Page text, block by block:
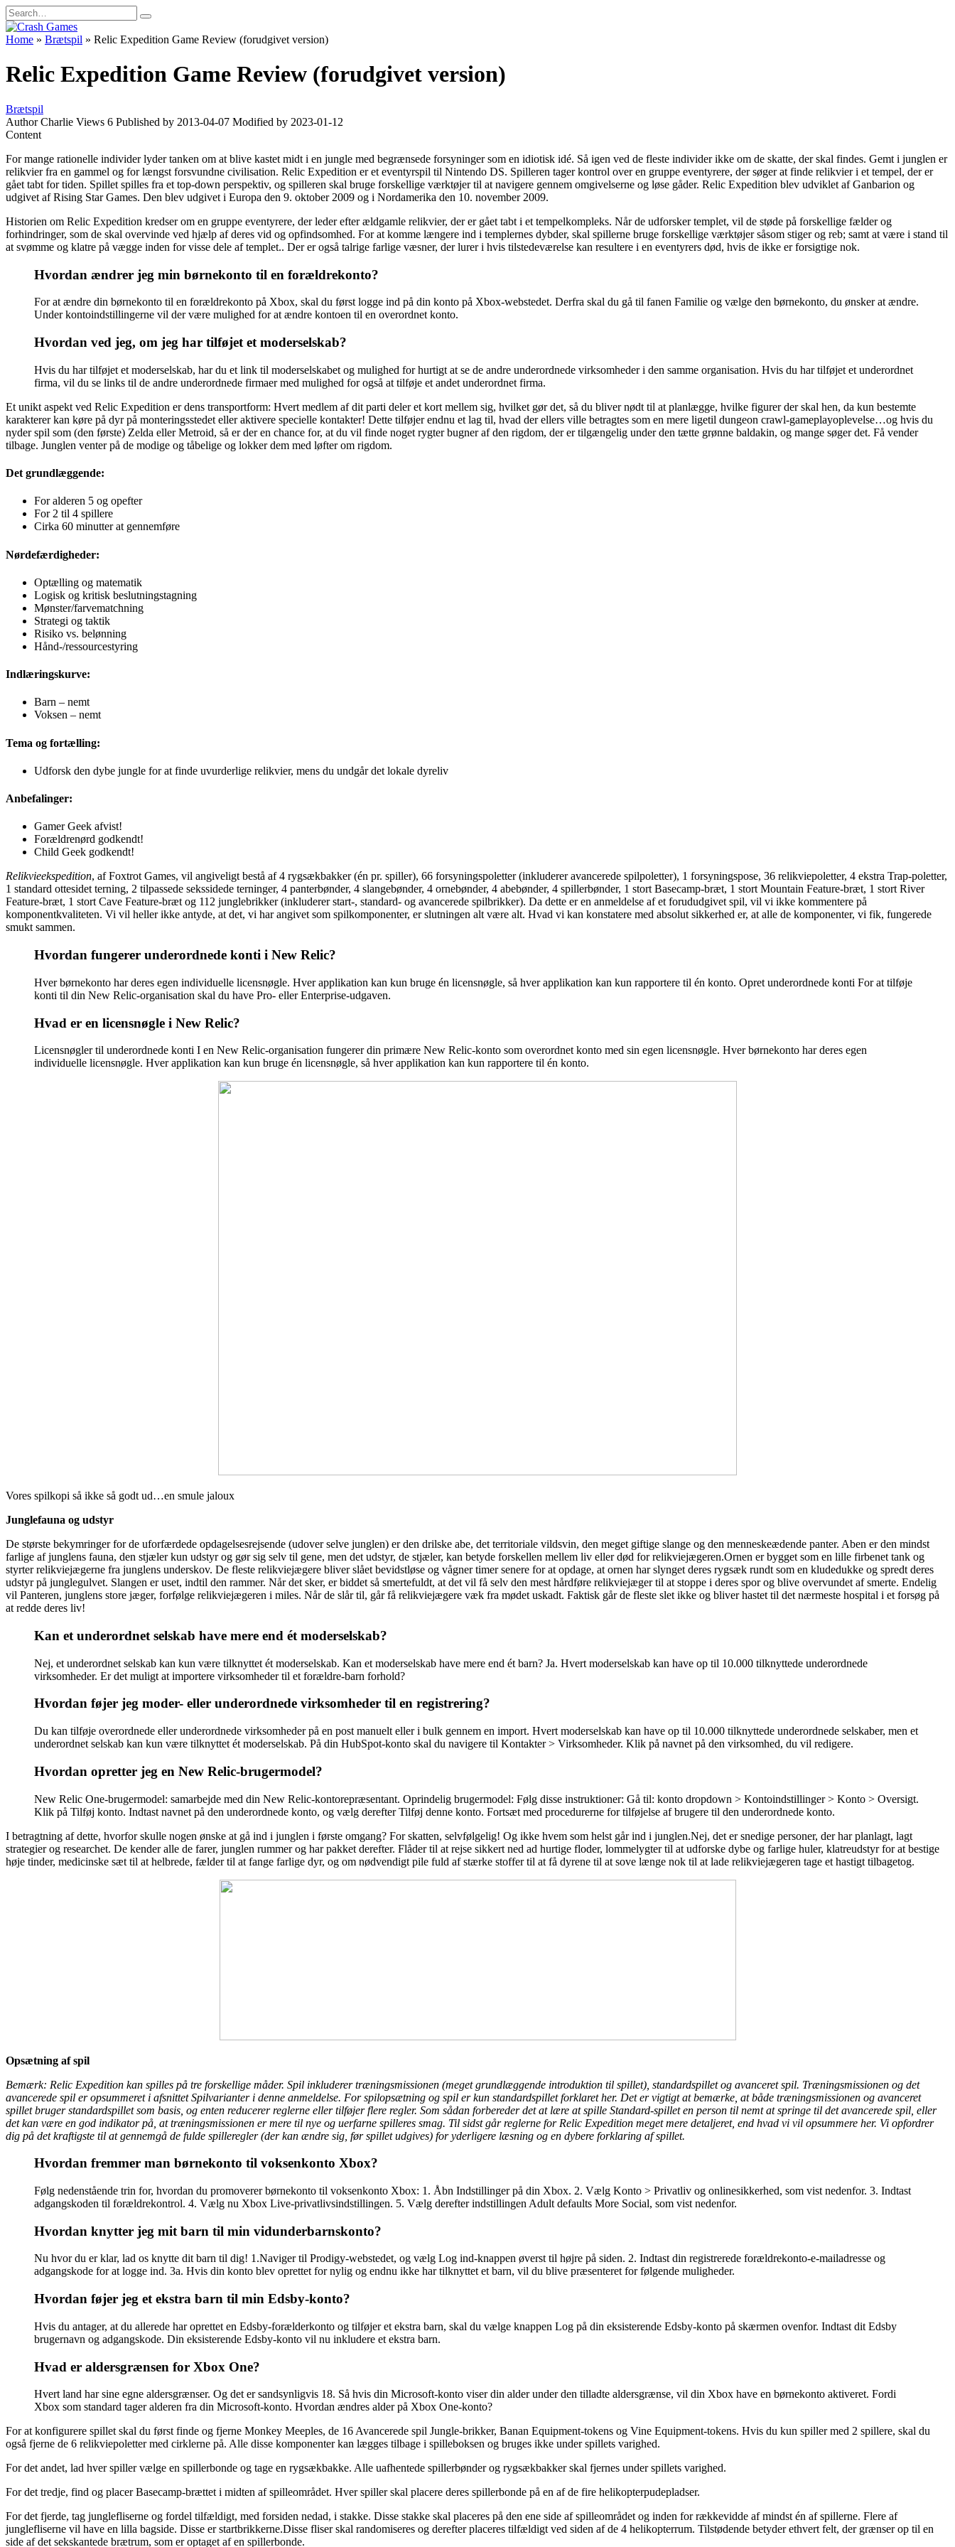
Skip
to
content
Search
for:
Home » Brætspil » Relic Expedition Game Review (forudgivet version)
Relic Expedition Game Review (forudgivet version)
Brætspil
Author Charlie Views 6 Published by 2013-04-07 Modified by 2023-01-12
Content
For mange rationelle individer lyder tanken om at blive kastet midt i en jungle med begrænsede forsyninger som en idiotisk idé. Så igen ved de fleste individer ikke om de skatte, der skal findes. Gemt i junglen er
relikvier fra en gammel og for længst forsvundne civilisation. Relic Expedition er et eventyrspil til Nintendo DS. Spilleren tager kontrol over en gruppe eventyrere, der søger at finde relikvier i et tempel, der er
gået tabt for tiden. Spillet spilles fra et top-down perspektiv, og spilleren skal bruge forskellige værktøjer til at navigere gennem omgivelserne og løse gåder. Relic Expedition blev udviklet af Ganbarion og
udgivet af Rising Star Games. Den blev udgivet i Europa den 9. oktober 2009 og i Nordamerika den 10. november 2009.
Historien om Relic Expedition kredser om en gruppe eventyrere, der leder efter ældgamle relikvier, der er gået tabt i et tempelkompleks. Når de udforsker templet, vil de støde på forskellige fælder og
forhindringer, som de skal overvinde ved hjælp af deres vid og opfindsomhed. For at komme længere ind i templernes dybder, skal spillerne bruge forskellige værktøjer såsom stiger og reb; samt at være i stand til
at svømme og klatre på vægge inden for visse dele af templet.. Der er også talrige farlige væsner, der lurer i hvis tilstedeværelse kan resultere i en eventyrers død, hvis de ikke er forsigtige nok.
Hvordan ændrer jeg min børnekonto til en forældrekonto?
For at ændre din børnekonto til en forældrekonto på Xbox, skal du først logge ind på din konto på Xbox-webstedet. Derfra skal du gå til fanen Familie og vælge den børnekonto, du ønsker at ændre.
Under kontoindstillingerne vil der være mulighed for at ændre kontoen til en overordnet konto.
Hvordan ved jeg, om jeg har tilføjet et moderselskab?
Hvis du har tilføjet et moderselskab, har du et link til moderselskabet og mulighed for hurtigt at se de andre underordnede virksomheder i den samme organisation. Hvis du har tilføjet et underordnet
firma, vil du se links til de andre underordnede firmaer med mulighed for også at tilføje et andet underordnet firma.
Et unikt aspekt ved Relic Expedition er dens transportform: Hvert medlem af dit parti deler et kort mellem sig, hvilket gør det, så du bliver nødt til at planlægge, hvilke figurer der skal hen, da kun bestemte
karakterer kan køre på dyr på monteringsstedet eller aktivere specielle kontakter! Dette tilføjer endnu et lag til, hvad der ellers ville betragtes som en mere ligetil dungeon crawl-gameplayoplevelse…og hvis du
nyder spil som (den første) Zelda eller Metroid, så er der en chance for, at du vil finde noget rygter bugner af den rigdom, der er tilgængelig under den tætte grønne baldakin, og mange søger det. Få vender
tilbage. Junglen venter på de modige og tåbelige og lokker dem med løfter om rigdom.
Det grundlæggende:
For alderen 5 og opefter
For 2 til 4 spillere
Cirka 60 minutter at gennemføre
Nørdefærdigheder:
Optælling og matematik
Logisk og kritisk beslutningstagning
Mønster/farvematchning
Strategi og taktik
Risiko vs. belønning
Hånd-/ressourcestyring
Indlæringskurve:
Barn – nemt
Voksen – nemt
Tema og fortælling:
Udforsk den dybe jungle for at finde uvurderlige relikvier, mens du undgår det lokale dyreliv
Anbefalinger:
Gamer Geek afvist!
Forældrenørd godkendt!
Child Geek godkendt!
Relikvieekspedition, af Foxtrot Games, vil angiveligt bestå af 4 rygsækbakker (én pr. spiller), 66 forsyningspoletter (inkluderer avancerede spilpoletter), 1 forsyningspose, 36 relikviepoletter, 4 ekstra Trap-poletter,
1 standard ottesidet terning, 2 tilpassede sekssidede terninger, 4 panterbønder, 4 slangebønder, 4 ornebønder, 4 abebønder, 4 spillerbønder, 1 stort Basecamp-bræt, 1 stort Mountain Feature-bræt, 1 stort River
Feature-bræt, 1 stort Cave Feature-bræt og 112 junglebrikker (inkluderer start-, standard- og avancerede spilbrikker). Da dette er en anmeldelse af et forududgivet spil, vil vi ikke kommentere på
komponentkvaliteten. Vi vil heller ikke antyde, at det, vi har angivet som spilkomponenter, er slutningen alt være alt. Hvad vi kan konstatere med absolut sikkerhed er, at alle de komponenter, vi fik, fungerede
smukt sammen.
Hvordan fungerer underordnede konti i New Relic?
Hver børnekonto har deres egen individuelle licensnøgle. Hver applikation kan kun bruge én licensnøgle, så hver applikation kan kun rapportere til én konto. Opret underordnede konti For at tilføje
konti til din New Relic-organisation skal du have Pro- eller Enterprise-udgaven.
Hvad er en licensnøgle i New Relic?
Licensnøgler til underordnede konti I en New Relic-organisation fungerer din primære New Relic-konto som overordnet konto med sin egen licensnøgle. Hver børnekonto har deres egen
individuelle licensnøgle. Hver applikation kan kun bruge én licensnøgle, så hver applikation kan kun rapportere til én konto.
Vores spilkopi så ikke så godt ud…en smule jaloux
Junglefauna og udstyr
De største bekymringer for de uforfærdede opdagelsesrejsende (udover selve junglen) er den drilske abe, det territoriale vildsvin, den meget giftige slange og den menneskeædende panter. Aben er den mindst
farlige af junglens fauna, den stjæler kun udstyr og gør sig selv til gene, men det udstyr, de stjæler, kan betyde forskellen mellem liv eller død for relikviejægeren.Ornen er bygget som en lille firbenet tank og
styrter relikviejægerne fra junglens underskov. De fleste relikviejægere bliver slået bevidstløse og vågner timer senere for at opdage, at ornen har slynget deres rygsæk rundt som en kludedukke og spredt deres
udstyr på junglegulvet. Slangen er uset, indtil den rammer. Når det sker, er biddet så smertefuldt, at det vil få selv den mest hårdføre relikviejæger til at stoppe i deres spor og blive overvundet af smerte. Endelig
vil Panteren, junglens store jæger, forfølge relikviejægeren i miles. Når de slår til, går få relikviejægere væk fra mødet uskadt. Faktisk går de fleste slet ikke og bliver hastet til det nærmeste hospital i et forsøg på
at redde deres liv!
Kan et underordnet selskab have mere end ét moderselskab?
Nej, et underordnet selskab kan kun være tilknyttet ét moderselskab. Kan et moderselskab have mere end ét barn? Ja. Hvert moderselskab kan have op til 10.000 tilknyttede underordnede
virksomheder. Er det muligt at importere virksomheder til et forældre-barn forhold?
Hvordan føjer jeg moder- eller underordnede virksomheder til en registrering?
Du kan tilføje overordnede eller underordnede virksomheder på en post manuelt eller i bulk gennem en import. Hvert moderselskab kan have op til 10.000 tilknyttede underordnede selskaber, men et
underordnet selskab kan kun være tilknyttet ét moderselskab. På din HubSpot-konto skal du navigere til Kontakter > Virksomheder. Klik på navnet på den virksomhed, du vil redigere.
Hvordan opretter jeg en New Relic-brugermodel?
New Relic One-brugermodel: samarbejde med din New Relic-kontorepræsentant. Oprindelig brugermodel: Følg disse instruktioner: Gå til: konto dropdown > Kontoindstillinger > Konto > Oversigt.
Klik på Tilføj konto. Indtast navnet på den underordnede konto, og vælg derefter Tilføj denne konto. Fortsæt med procedurerne for tilføjelse af brugere til den underordnede konto.
I betragtning af dette, hvorfor skulle nogen ønske at gå ind i junglen i første omgang? For skatten, selvfølgelig! Og ikke hvem som helst går ind i junglen.Nej, det er snedige personer, der har planlagt, lagt
strategier og researchet. De kender alle de farer, junglen rummer og har pakket derefter. Flåder til at rejse sikkert ned ad hurtige floder, lommelygter til at udforske dybe og farlige huler, klatreudstyr for at bestige
høje tinder, medicinske sæt til at helbrede, fælder til at fange farlige dyr, og om nødvendigt pile fuld af stærke stoffer til at få dyrene til at sove længe nok til at lade relikviejægeren tage et hastigt tilbagetog.
Opsætning af spil
Bemærk: Relic Expedition kan spilles på tre forskellige måder. Spil inkluderer træningsmissionen (meget grundlæggende introduktion til spillet), standardspillet og avanceret spil. Træningsmissionen og det
avancerede spil er opsummeret i afsnittet Spilvarianter i denne anmeldelse. For spilopsætning og spil er kun standardspillet forklaret her. Det er vigtigt at bemærke, at både træningsmissionen og avanceret
spillet bruger standardspillet som basis, og enten reducerer reglerne eller tilføjer flere regler. Som sådan forbereder det at lære at spille Standard-spillet en person til nemt at springe til det avancerede spil, eller
det kan være en god indikator på, at træningsmissionen er mere til nye og uerfarne spilleres smag. Til sidst går reglerne for Relic Expedition meget mere detaljeret, end hvad vi vil opsummere her. Vi opfordrer
dig på det kraftigste til at gennemgå de fulde spilleregler (der kan ændre sig, før spillet udgives) for yderligere læsning og en dybere forklaring af spillet.
Hvordan fremmer man børnekonto til voksenkonto Xbox?
Følg nedenstående trin for, hvordan du promoverer børnekonto til voksenkonto Xbox: 1. Åbn Indstillinger på din Xbox. 2. Vælg Konto > Privatliv og onlinesikkerhed, som vist nedenfor. 3. Indtast
adgangskoden til forældrekontrol. 4. Vælg nu Xbox Live-privatlivsindstillingen. 5. Vælg derefter indstillingen Adult defaults More Social, som vist nedenfor.
Hvordan knytter jeg mit barn til min vidunderbarnskonto?
Nu hvor du er klar, lad os knytte dit barn til dig! 1.Naviger til Prodigy-webstedet, og vælg Log ind-knappen øverst til højre på siden. 2. Indtast din registrerede forældrekonto-e-mailadresse og
adgangskode for at logge ind. 3a. Hvis din konto blev oprettet for nylig og endnu ikke har tilknyttet et barn, vil du blive præsenteret for følgende muligheder.
Hvordan føjer jeg et ekstra barn til min Edsby-konto?
Hvis du antager, at du allerede har oprettet en Edsby-forælderkonto og tilføjer et ekstra barn, skal du vælge knappen Log på din eksisterende Edsby-konto på skærmen ovenfor. Indtast dit Edsby
brugernavn og adgangskode. Din eksisterende Edsby-konto vil nu inkludere et ekstra barn.
Hvad er aldersgrænsen for Xbox One?
Hvert land har sine egne aldersgrænser. Og det er sandsynligvis 18. Så hvis din Microsoft-konto viser din alder under den tilladte aldersgrænse, vil din Xbox have en børnekonto aktiveret. Fordi
Xbox som standard tager alderen fra din Microsoft-konto. Hvordan ændres alder på Xbox One-konto?
For at konfigurere spillet skal du først finde og fjerne Monkey Meeples, de 16 Avancerede spil Jungle-brikker, Banan Equipment-tokens og Vine Equipment-tokens. Hvis du kun spiller med 2 spillere, skal du
også fjerne de 6 relikviepoletter med cirklerne på. Alle disse komponenter kan lægges tilbage i spilleboksen og bruges ikke under spillets varighed.
For det andet, lad hver spiller vælge en spillerbonde og tage en rygsækbakke. Alle uafhentede spillerbønder og rygsækbakker skal fjernes under spillets varighed.
For det tredje, find og placer Basecamp-brættet i midten af ​​spilleområdet. Hver spiller skal placere deres spillerbonde på en af ​​de fire helikopterpudepladser.
For det fjerde, tag junglefliserne og fordel tilfældigt, med forsiden nedad, i stakke. Disse stakke skal placeres på den ene side af spilleområdet og inden for rækkevidde af mindst én af spillerne. Flere af
junglefliserne vil have en lilla bagside. Disse er startbrikkerne.Disse fliser skal randomiseres og derefter placeres tilfældigt ved siden af ​​de 4 helikopterrum. Tilstødende betyder ethvert felt, der grænser op til en
side af det sekskantede brætrum, som er optaget af en spillerbonde.